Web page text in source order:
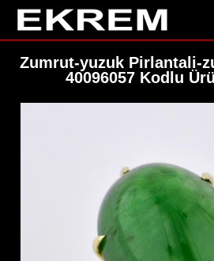
Zumrut-yuzuk Pirlantali-
40096057 Kodlu